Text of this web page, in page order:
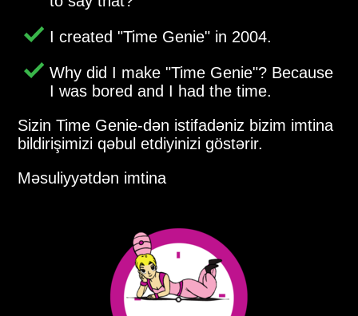
I created Time Genie in 2004.
Why did I make Time Genie ? Because
I was bored and I had the time.
Sizin Time Genie-dən istifadəniz bizim imtina
bildirişimizi qəbul etdiyinizi göstərir.
Məsuliyyətdən imtina